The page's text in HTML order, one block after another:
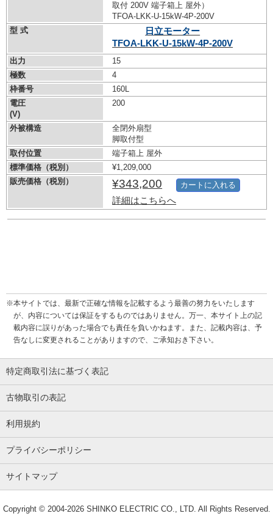
取付 200V 端子箱上 屋外）
TFOA-LKK-U-15kW-4P-200V
型 式
日立モーター
TFOA-LKK-U-15kW-4P-200V
出力
15
極数
4
枠番号
160L
電圧
(V)
200
外被構造
全閉外扇型
脚取付型
取付位置
端子箱上 屋外
標準価格（税別）
¥1,209,000
販売価格（税別）
¥343,200
詳細はこちらへ
カートに入れる
※本サイトでは、最新で正確な情報を記載するよう最善の努力をいたします
が、内容については保証をするものではありません。万一、本サイト上の記
載内容に誤りがあった場合でも責任を負いかねます。また、記載内容は、予
告なしに変更されることがありますので、ご承知おき下さい。
特定商取引法に基づく表記
古物取引の表記
利用規約
プライバシーポリシー
サイトマップ
Copyright © 2004-2026SHINKO ELECTRIC CO., LTD. All Rights Reserved.